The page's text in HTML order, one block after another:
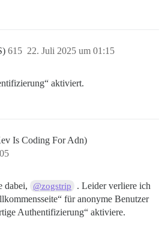
22. Juli 2025 um 01:15
615
aktiviert.
Is Coding For Adn)
dabei, @zogstrip
. Leider verliere ich
für anonyme Benutzer
Authentifizierung“ aktiviere.